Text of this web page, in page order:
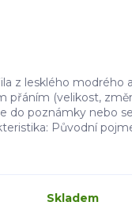
z lesklého
přáním (velikost,
do poznámky nebo
Původní
Skladem